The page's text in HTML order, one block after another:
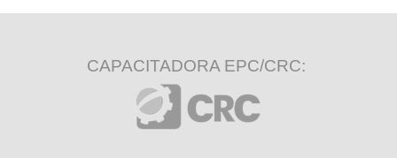
CAPACITADORA EPC/CRC: